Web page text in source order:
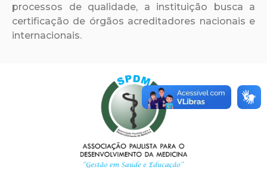
processos de qualidade, a instituição busca a
certificação de órgãos acreditadores nacionais e
internacionais.